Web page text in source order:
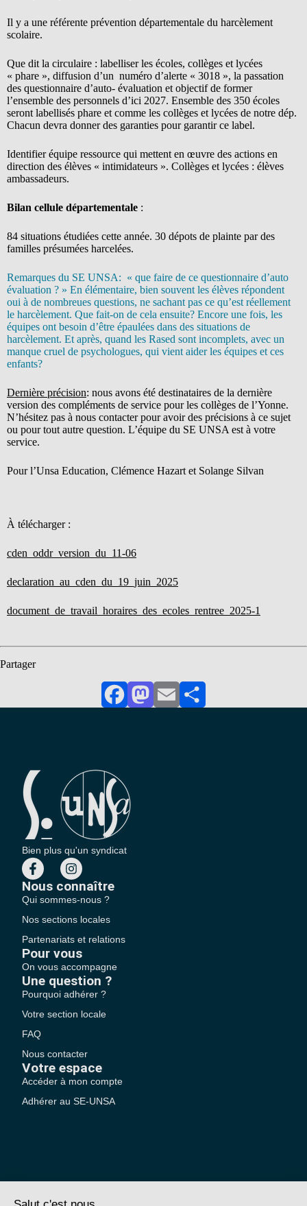
Il y a une référente prévention départementale du harcèlement
scolaire.
Que dit la circulaire : labelliser les écoles, collèges et lycées
« phare », diffusion d’un numéro d’alerte « 3018 », la passation
des questionnaire d’auto- évaluation et objectif de former
l’ensemble des personnels d’ici 2027. Ensemble des 350 écoles
seront labellisés phare et comme les collèges et lycées de notre dép.
Chacun devra donner des garanties pour garantir ce label.
Identifier équipe ressource qui mettent en œuvre des actions en
direction des élèves « intimidateurs ». Collèges et lycées : élèves
ambassadeurs.
Bilan cellule départementale :
84 situations étudiées cette année. 30 dépots de plainte par des
familles présumées harcelées.
Remarques du SE UNSA: « que faire de ce questionnaire d’auto
évaluation ? » En élémentaire, bien souvent les élèves répondent
oui à de nombreues questions, ne sachant pas ce qu’est réellement
le harcèlement. Que fait-on de cela ensuite? Encore une fois, les
équipes ont besoin d’être épaulées dans des situations de
harcèlement. Et après, quand les Rased sont incomplets, avec un
manque cruel de psychologues, qui vient aider les équipes et ces
enfants?
Dernière précision: nous avons été destinataires de la dernière
version des compléments de service pour les collèges de l’Yonne.
N’hésitez pas à nous contacter pour avoir des précisions à ce sujet
ou pour tout autre question. L’équipe du SE UNSA est à votre
service.
Pour l’Unsa Education, Clémence Hazart et Solange Silvan
À télécharger :
cden_oddr_version_du_11-06
declaration_au_cden_du_19_juin_2025
document_de_travail_horaires_des_ecoles_rentree_2025-1
Partager
FacebookMastodon
EmailPartager
Bien plus qu'un syndicat
Nous connaître
Qui sommes-nous ?
Nos sections locales
Partenariats et relations
Pour vous
On vous accompagne
Une question ?
Pourquoi adhérer ?
Votre section locale
FAQ
Nous contacter
Votre espace
Accéder à mon compte
Adhérer au SE-UNSA